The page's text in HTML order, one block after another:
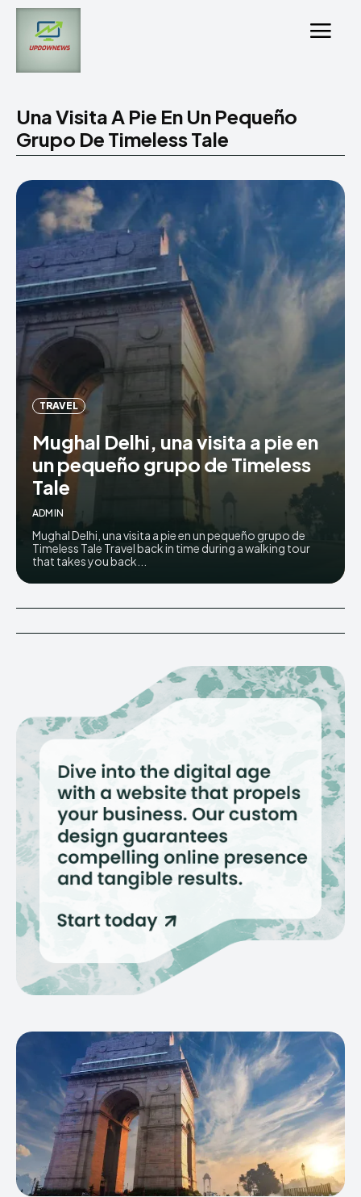
Una Visita A Pie En Un Pequeño
Grupo De Timeless Tale
TRAVEL
Mughal Delhi, una visita a pie en
un pequeño grupo de Timeless
Tale
ADMIN
Mughal Delhi, una visita a pie en un pequeño grupo de
Timeless Tale Travel back in time during a walking tour
that takes you back...